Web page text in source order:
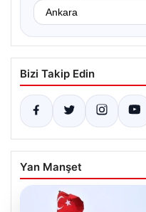
Bizi Takip Edin
Yan Manşet